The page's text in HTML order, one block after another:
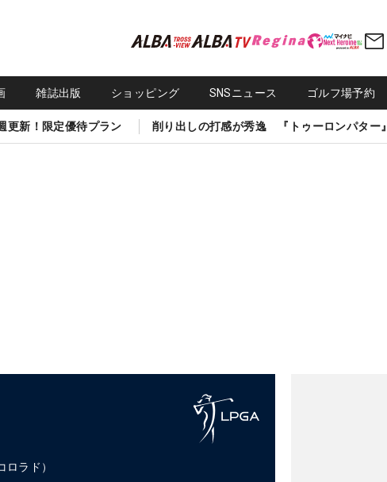
雑誌出版 ショッピング SNSニュース ゴルフ場予約
更新！限定優待プラン 削り出しの打感が秀逸 『トゥーロンパター』
ロラド）